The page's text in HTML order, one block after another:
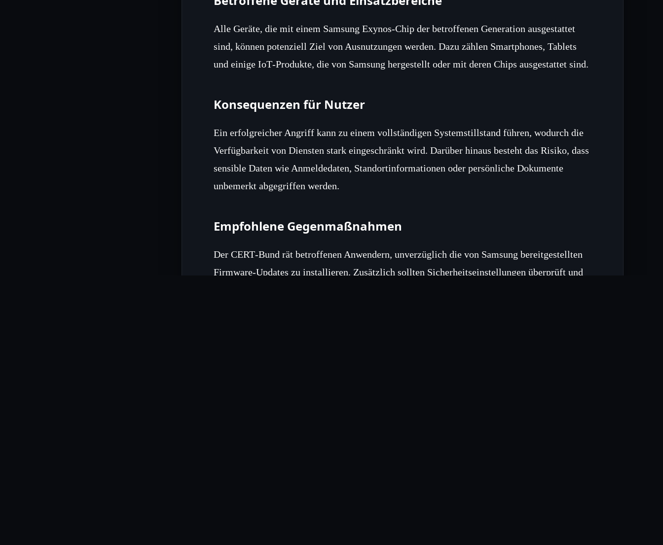
Alle Geräte, die mit einem Samsung Exynos‑Chip der betroffenen Generation ausgestattet
sind, können potenziell Ziel von Ausnutzungen werden. Dazu zählen Smartphones, Tablets
und einige IoT‑Produkte, die von Samsung hergestellt oder mit deren Chips ausgestattet sind.
Konsequenzen für Nutzer
Ein erfolgreicher Angriff kann zu einem vollständigen Systemstillstand führen, wodurch die
Verfügbarkeit von Diensten stark eingeschränkt wird. Darüber hinaus besteht das Risiko, dass
sensible Daten wie Anmeldedaten, Standortinformationen oder persönliche Dokumente
unbemerkt abgegriffen werden.
Empfohlene Gegenmaßnahmen
Der CERT‑Bund rät betroffenen Anwendern, unverzüglich die von Samsung bereitgestellten
Firmware‑Updates zu installieren. Zusätzlich sollten Sicherheitseinstellungen überprüft und